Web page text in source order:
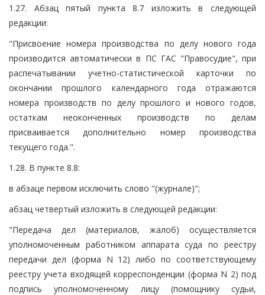
1.27. Абзац пятый пункта 8.7 изложить в следующей
редакции:
"Присвоение номера производства по делу нового года
производится автоматически в ПС ГАС "Правосудие", при
распечатывании учетно-статистической карточки по
окончании прошлого календарного года отражаются
номера производств по делу прошлого и нового годов,
остаткам неоконченных производств по делам
присваивается дополнительно номер производства
текущего года.".
1.28. В пункте 8.8:
в абзаце первом исключить слово "(журнале)";
абзац четвертый изложить в следующей редакции:
"Передача дел (материалов, жалоб) осуществляется
уполномоченным работником аппарата суда по реестру
передачи дел (форма N 12) либо по соответствующему
реестру учета входящей корреспонденции (форма N 2) под
подпись уполномоченному лицу (помощнику судьи,